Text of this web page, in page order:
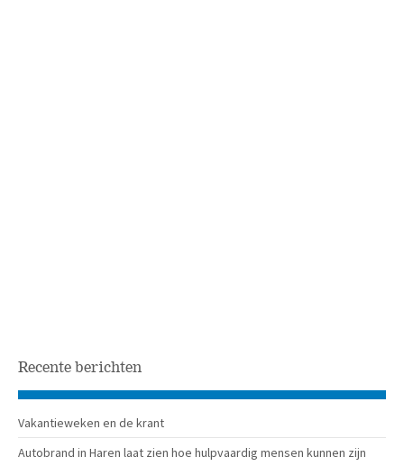
Recente berichten
Vakantieweken en de krant
Autobrand in Haren laat zien hoe hulpvaardig mensen kunnen zijn